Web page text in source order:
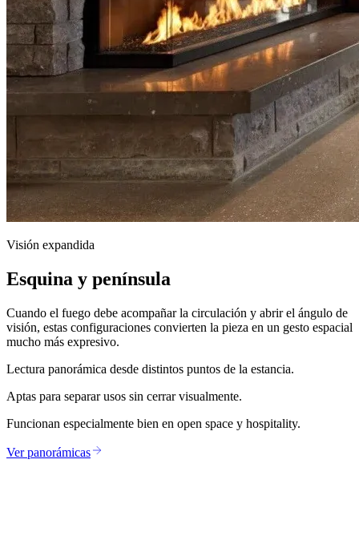
Visión expandida
Esquina y península
Cuando el fuego debe acompañar la circulación y abrir el ángulo de
visión, estas configuraciones convierten la pieza en un gesto espacial
mucho más expresivo.
Lectura panorámica desde distintos puntos de la estancia.
Aptas para separar usos sin cerrar visualmente.
Funcionan especialmente bien en open space y hospitality.
Ver panorámicas